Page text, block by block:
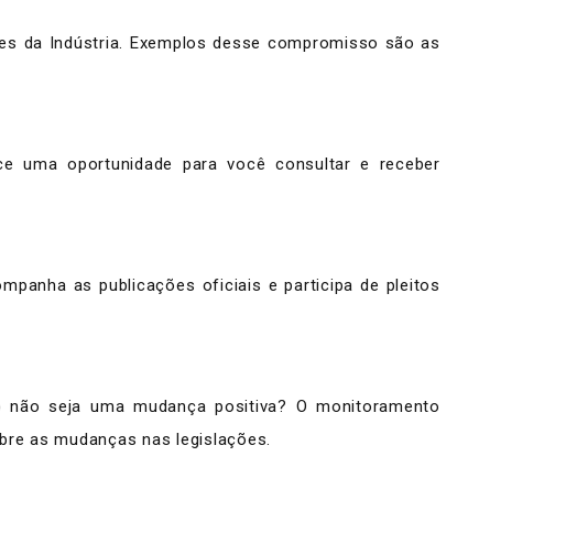
da Indústria. Exemplos desse compromisso são as
uma oportunidade para você consultar e receber
as publicações oficiais e participa de pleitos
seja uma mudança positiva? O monitoramento
as mudanças nas legislações.